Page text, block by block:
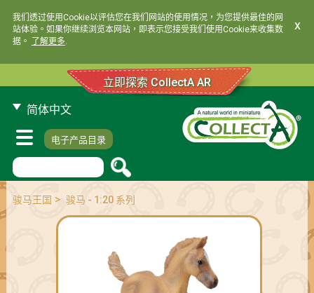
我们透过使用Cookie以评估您在我们网站的使用情况，为您提供最佳的网
站体验。如果你继续浏览本网站，即表示您接受我们使用Cookie来收集数
据。
了解更多.
x
立即探索 CollectA AR
简体中文
电子产品目录
骏马王国 > 骏马 - 1:20 系列